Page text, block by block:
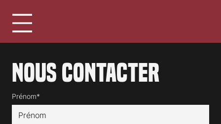
Nous contacter
Prénom*